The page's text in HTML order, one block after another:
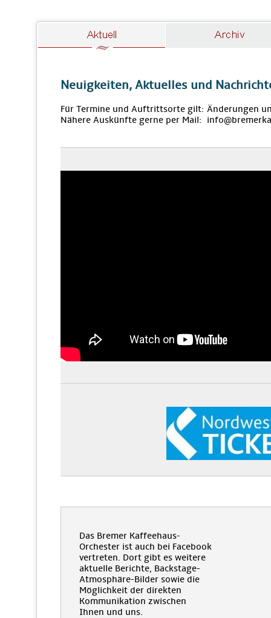
Neuigkeiten, Aktuelles und
Für Termine und Auftrittsorte gilt: Änderungen
Nähere Auskünfte gerne per Mail:
Das Bremer Kaffeehaus-
Orchester ist auch bei Facebook
vertreten. Dort gibt es weitere
aktuelle Berichte, Backstage-
Atmosphäre-Bilder sowie die
Möglichkeit der direkten
Kommunikation zwischen
Ihnen und uns.